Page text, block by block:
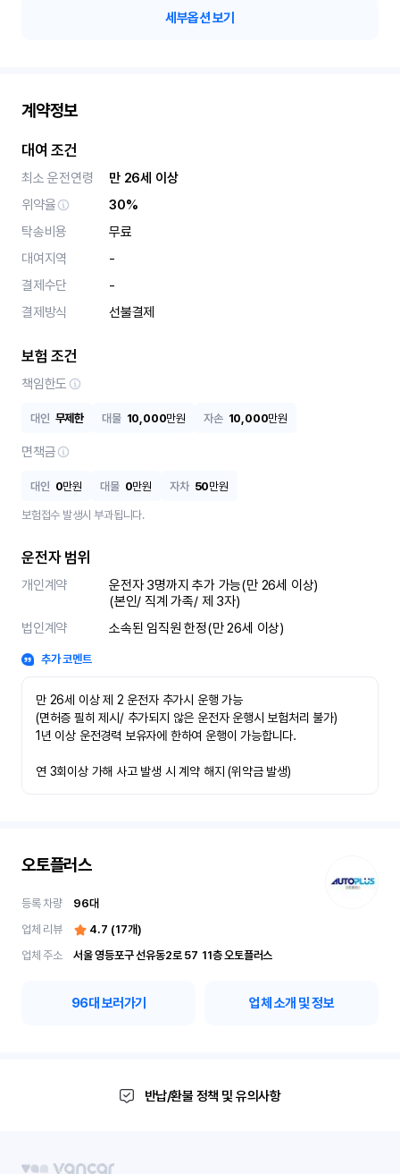
세부옵션 보기
계약정보
대여 조건
최소 운전연령
만 26세 이상
위약율
30%
탁송비용
무료
대여지역
-
결제수단
-
결제방식
선불결제
보험 조건
책임한도
대인 무제한 대물 10,000만원 자손 10,000만원
면책금
대인 0만원 대물 0만원 자차 50만원
보험접수 발생시 부과됩니다.
운전자 범위
개인계약
운전자 3명까지 추가 가능(만 26세 이상)
(본인/ 직계 가족/ 제 3자)
법인계약
소속된 임직원 한정(만 26세 이상)
추가 코멘트
만 26세 이상 제 2 운전자 추가시 운행 가능
(면허증 필히 제시/ 추가되지 않은 운전자 운행시 보험처리 불가)
1년 이상 운전경력 보유자에 한하여 운행이 가능합니다.
연 3회이상 가해 사고 발생 시 계약 해지 (위약금 발생)
오토플러스
등록 차량 96대
업체 리뷰
4.7 (17개)
업체 주소
서울 영등포구 선유동2로 57	11층 오토플러스
96대 보러가기 업체 소개 및 정보
반납/환불 정책 및 유의사항